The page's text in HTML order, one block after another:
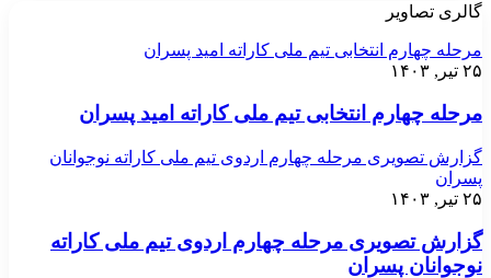
گالری تصاویر
مرحله چهارم انتخابی تیم ملی کاراته امید پسران
۲۵ تیر, ۱۴۰۳
مرحله چهارم انتخابی تیم ملی کاراته امید پسران
گزارش تصویری مرحله چهارم اردوی تیم ملی کاراته نوجوانان
پسران
۲۵ تیر, ۱۴۰۳
گزارش تصویری مرحله چهارم اردوی تیم ملی کاراته
نوجوانان پسران